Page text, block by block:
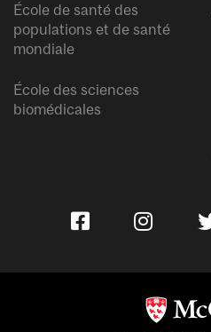
École de santé des
populations et de santé
mondiale
École des sciences
biomédicales